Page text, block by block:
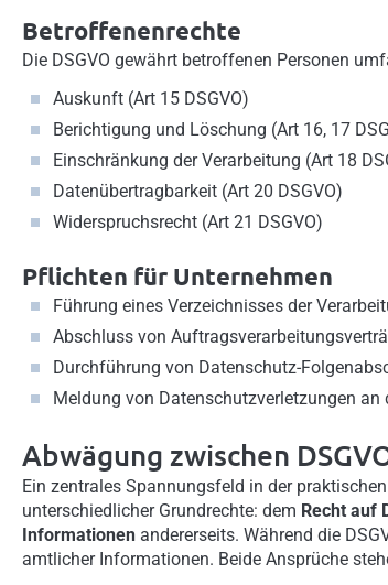
Betroffenenrechte
Die DSGVO gewährt betroffenen Personen
Auskunft (Art 15 DSGVO)
Berichtigung und Löschung (Art 16, 17
Einschränkung der Verarbeitung (Art 18
Datenübertragbarkeit (Art 20 DSGVO)
Widerspruchsrecht (Art 21 DSGVO)
Pflichten für Unternehmen
Führung eines Verzeichnisses der
Abschluss von
Durchführung von Datenschutz-
Meldung von Datenschutzverletzungen an
Abwägung zwischen
Ein zentrales Spannungsfeld in der
unterschiedlicher Grundrechte: dem Recht auf
Informationen andererseits. Während die
amtlicher Informationen. Beide Ansprüche